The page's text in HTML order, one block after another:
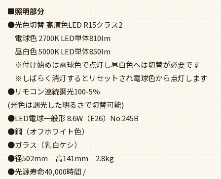
■照明部分
●光色切替 高演色LED R15クラス2
電球色 2700K LED単体810lm
昼白色 5000K LED単体850lm
※付け始めは電球色で点灯し昼白色へは切替が必要です
※しばらく消灯するとリセットされ電球色から点灯します
●リモコン連続調光100-5％
(光色は調光した明るさで切替可能)
●LED電球一般形 8.6W（E26）No.245B
●鋼（オフホワイト色）
●ガラス（乳白ケシ）
●径502mm 高141mm 2.8kg
●光源寿命40,000時間 /